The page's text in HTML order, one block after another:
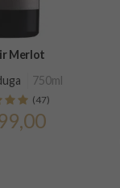
Merlot
750ml
(47)